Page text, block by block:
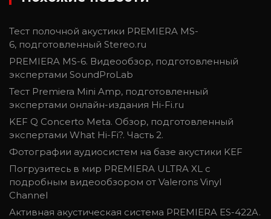
Тест полочной акустики PREMIERA MS-
6, подготовленный Stereo.ru
PREMIERA MS-6. Видеообзор, подготовленный
экспертами SoundProLab
Тест Premiera Mini Amp, подготовленный
экспертами онлайн-издания Hi-Fi.ru
KEF Q Concerto Meta. Обзор, подготовленный
экспертами What Hi-Fi?. Часть 2.
Фотографии аудиосистем на базе акустики KEF
Погрузитесь в мир PREMIERA ULTRA XL с
подробным видеообзором от Valerons Vinyl
Channel
Активная акустическая система PREMIERA ES-422A.